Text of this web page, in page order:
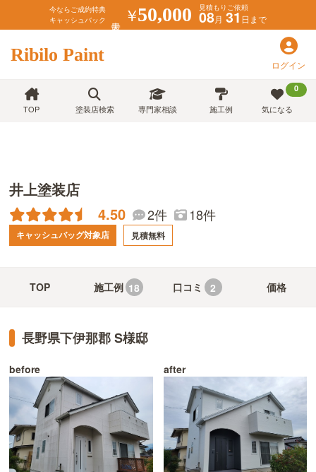
今ならご成約特典
キャッシュバック
￥50,000 見積もりご依頼
08月 31日まで
Ribilo Paint ログイン
TOP 塗装店検索 専門家相談 施工例
0
気になる
井上塗装店
4.50 2件 18件
キャッシュバッグ対象店 見積無料
TOP 施工例 18 口コミ 2 価格
長野県下伊那郡 S様邸
before after